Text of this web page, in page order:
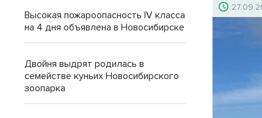
Высокая пожароопасность IV класса
на 4 дня объявлена в Новосибирске
Двойня выдрят родилась в
семействе куньих Новосибирского
зоопарка